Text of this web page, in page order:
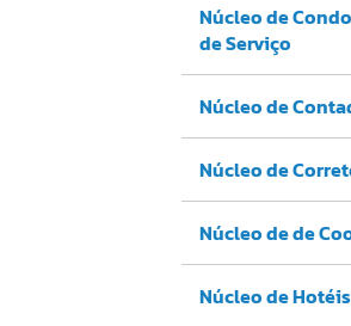
Núcleo de
de Serviço
Núcleo de
Núcleo de
Núcleo de de
Núcleo de